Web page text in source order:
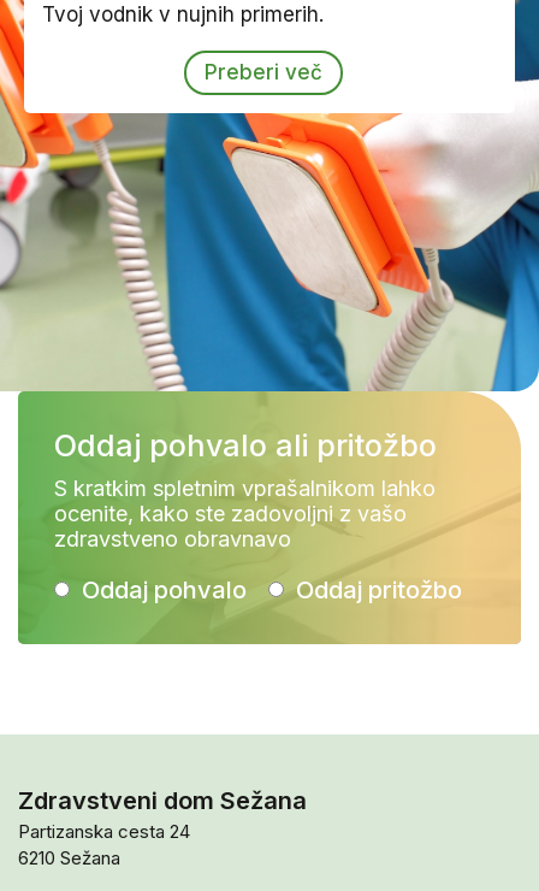
Tvoj vodnik v nujnih primerih.
Preberi več
Oddaj pohvalo ali pritožbo
S kratkim spletnim vprašalnikom lahko
ocenite, kako ste zadovoljni z vašo
zdravstveno obravnavo
Oddaj pohvalo Oddaj pritožbo
Zdravstveni dom Sežana
Partizanska cesta 24
6210 Sežana